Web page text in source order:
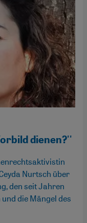
dienen?''
Nurtsch über
den seit Jahren
die Mängel des